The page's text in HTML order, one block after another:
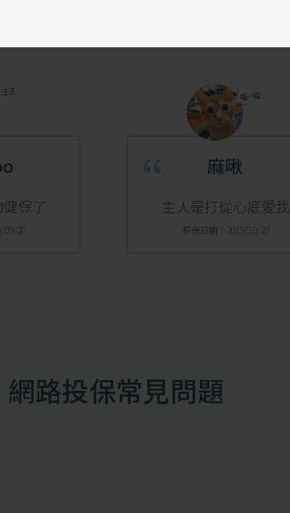
保了
20
“ 麻啾
主人是打從心底愛我
投保日期：2019/10/29
網路投保常見問題